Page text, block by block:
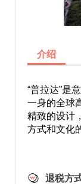
介绍
“普拉达”是
一身的全球
精致的设计
方式和文化
退税方